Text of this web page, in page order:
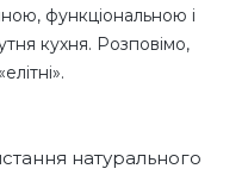
функціональною і
кухня. Розповімо,
натурального